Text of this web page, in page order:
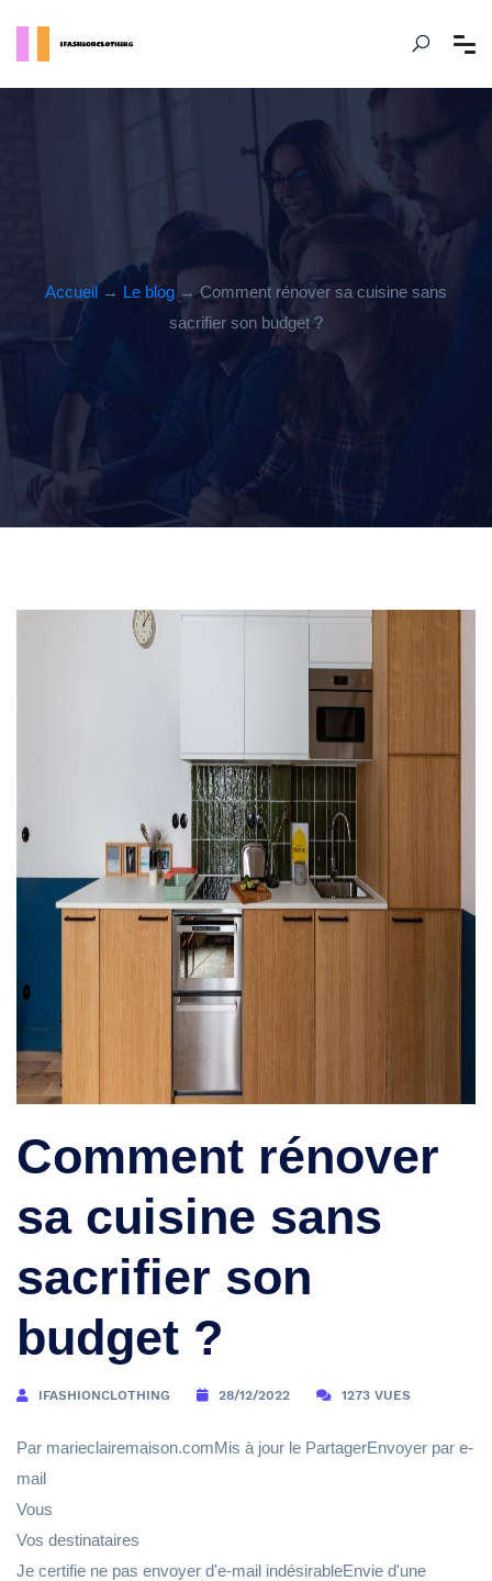
Accueil → Le blog → Comment rénover sa cuisine sans
sacrifier son budget ?
Comment rénover
sa cuisine sans
sacrifier son
budget ?
IFASHIONCLOTHING 28/12/2022 1273 VUES
Par marieclairemaison.comMis à jour le PartagerEnvoyer par e-
mail
Vous
Vos destinataires
Je certifie ne pas envoyer d'e-mail indésirableEnvie d'une